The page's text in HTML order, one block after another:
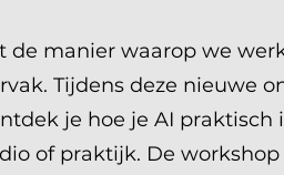
de manier waarop we
Tijdens deze nieuwe
je hoe je AI praktisch
of praktijk. De workshop